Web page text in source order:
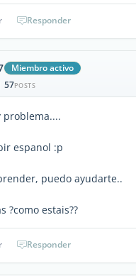
Responder
Miembro activo
57POSTS
problema....
espanol :p
puedo ayudarte..
?como estais??
Responder